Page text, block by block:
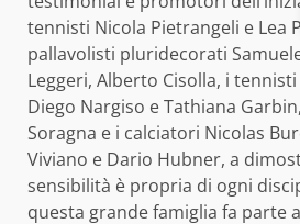
tennisti Nicola Pietrangeli e Lea
pallavolisti pluridecorati
Leggeri, Alberto Cisolla, i
Diego Nargiso e Tathiana
Soragna e i calciatori Nicolas
Viviano e Dario Hubner, a
sensibilità è propria di ogni
questa grande famiglia fa parte